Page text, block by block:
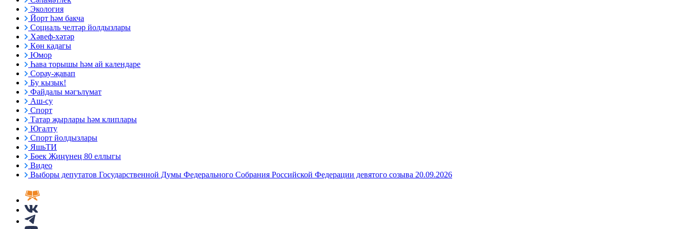
Экология
Йорт һәм бакча
Социаль челтәр йолдызлары
Хәвеф-хәтәр
Көн кадагы
Юмор
Һава торышы һәм ай календаре
Сорау-җавап
Бу кызык!
Файдалы мәгълүмат
Аш-су
Спорт
Татар җырлары һәм клиплары
Югалту
Спорт йолдызлары
ЯшьТИ
Бөек Җиңүнең 80 еллыгы
Видео
Выборы депутатов Государственной Думы Федерального Собрания Российской Федерации девятого созыва 20.09.2026